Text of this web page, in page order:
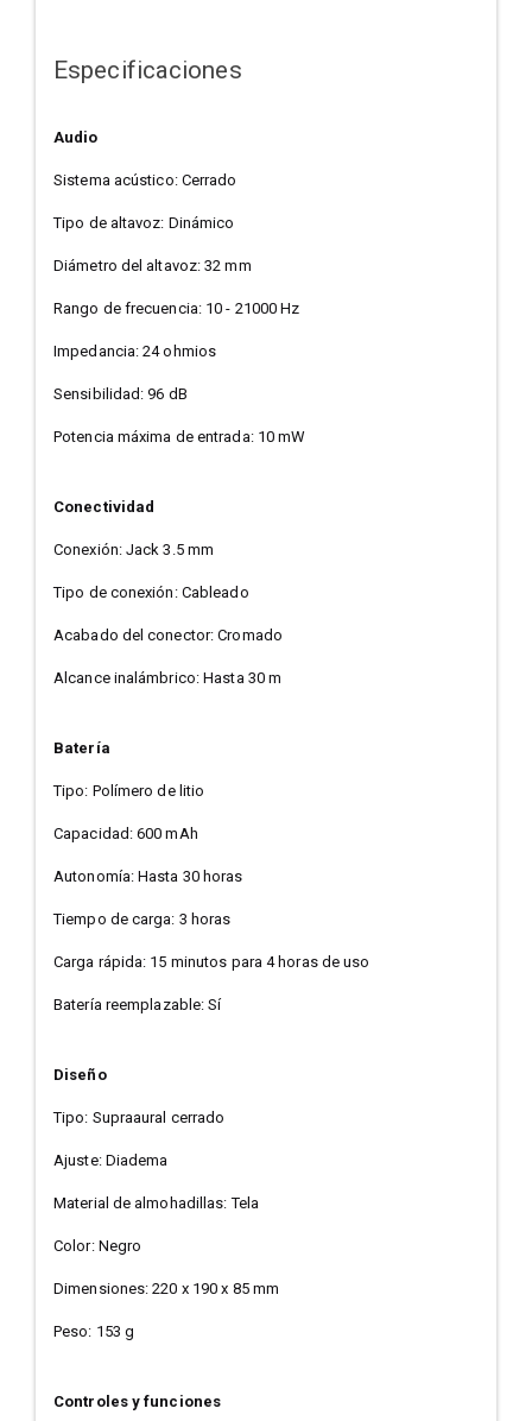
Especificaciones
Audio
Sistema acústico: Cerrado
Tipo de altavoz: Dinámico
Diámetro del altavoz: 32 mm
Rango de frecuencia: 10 - 21000 Hz
Impedancia: 24 ohmios
Sensibilidad: 96 dB
Potencia máxima de entrada: 10 mW
Conectividad
Conexión: Jack 3.5 mm
Tipo de conexión: Cableado
Acabado del conector: Cromado
Alcance inalámbrico: Hasta 30 m
Batería
Tipo: Polímero de litio
Capacidad: 600 mAh
Autonomía: Hasta 30 horas
Tiempo de carga: 3 horas
Carga rápida: 15 minutos para 4 horas de uso
Batería reemplazable: Sí
Diseño
Tipo: Supraaural cerrado
Ajuste: Diadema
Material de almohadillas: Tela
Color: Negro
Dimensiones: 220 x 190 x 85 mm
Peso: 153 g
Controles y funciones